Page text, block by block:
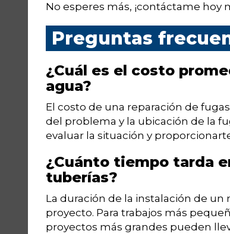
No esperes más, ¡contáctame
Preguntas
¿Cuál es el costo
agua?
El costo de una reparación de
del problema y la ubicación de la
evaluar la situación y
¿Cuánto tiempo tarda
tuberías?
La duración de la instalación de
proyecto. Para trabajos más
proyectos más grandes pueden